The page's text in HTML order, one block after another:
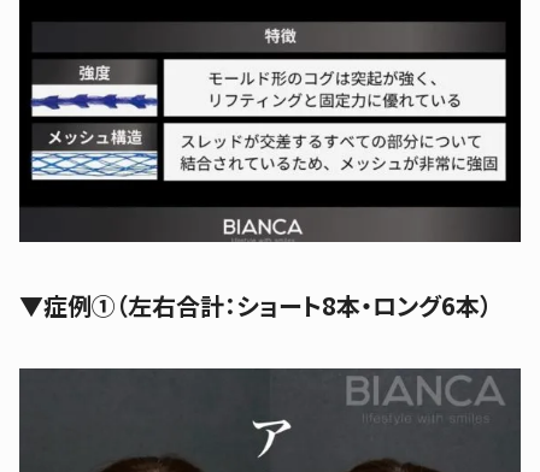
▼症例①（左右合計：ショート8本・ロング6本）